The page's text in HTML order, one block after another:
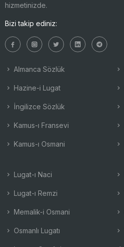
hizmetinizde.
Bizi takip ediniz:
Almanca Sözlük
Hazine-i Lugat
İngilizce Sözlük
Kamus-ı Fransevi
Kamus-ı Osmani
Lugat-ı Naci
Lugat-ı Remzi
Memalik-i Osmani
Osmanlı Lugatı